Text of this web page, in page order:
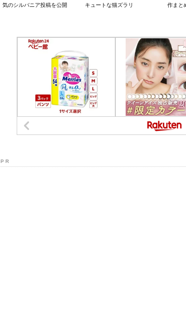
気のシルバニア投稿を公開
キュートな猫ズラリ
作まと
P R